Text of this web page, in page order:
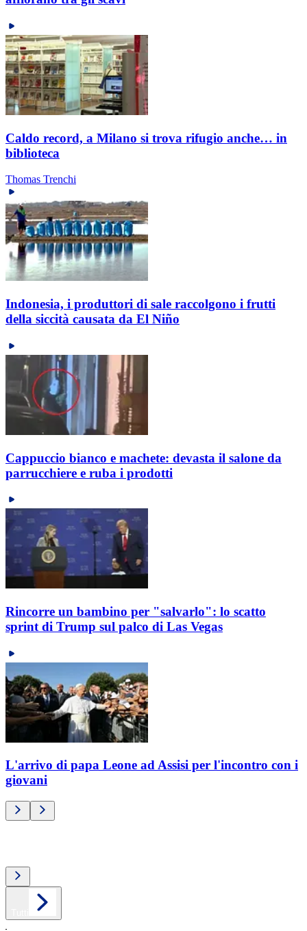
Caldo record, a Milano si trova rifugio anche… in
biblioteca
Thomas Trenchi
Indonesia, i produttori di sale raccolgono i frutti
della siccità causata da El Niño
Cappuccio bianco e machete: devasta il salone da
parrucchiere e ruba i prodotti
Rincorre un bambino per "salvarlo": lo scatto
sprint di Trump sul palco di Las Vegas
L'arrivo di papa Leone ad Assisi per l'incontro con i
giovani